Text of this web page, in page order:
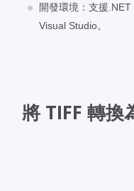
開發環境：支援
Visual Studio。
將 TIFF 轉換